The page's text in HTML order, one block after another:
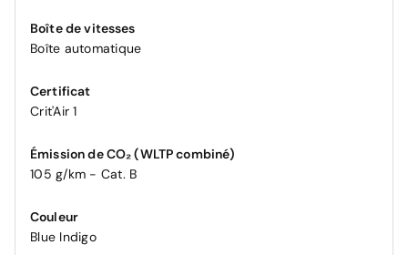
Boîte de vitesses
Boîte automatique
Certificat
Crit'Air 1
Émission de CO₂ (WLTP combiné)
105 g/km - Cat. B
Couleur
Blue Indigo